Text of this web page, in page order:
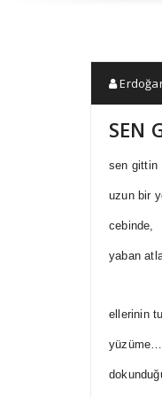
SEN
sen gittin
uzun bir
cebinde,
yaban
ellerinin
yüzüme…